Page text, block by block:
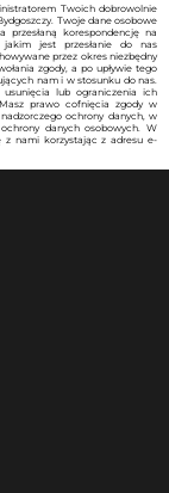
Twoich dobrowolnie
Twoje dane osobowe
korespondencję na
jakim jest przesłanie do nas
przez okres niezbędny
zgody, a po upływie tego
nam i w stosunku do nas.
lub ograniczenia ich
prawo cofnięcia zgody w
ochrony danych, w
danych osobowych. W
z nami korzystając z adresu e-